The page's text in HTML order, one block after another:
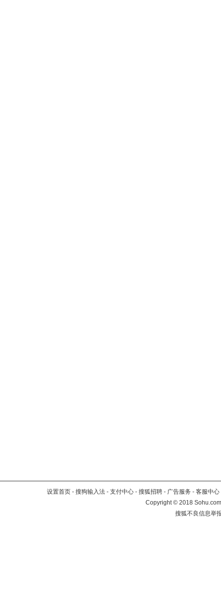
设置首页 - 搜狗输入法 - 支付中心 - 搜狐招聘 - 广告服务 - 客服中心
Copyright©2018
搜狐不良信息举